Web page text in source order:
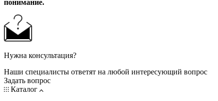
понимание.
Нужна консультация?
Наши специалисты ответят на любой интересующий вопрос
Задать вопрос
Каталог